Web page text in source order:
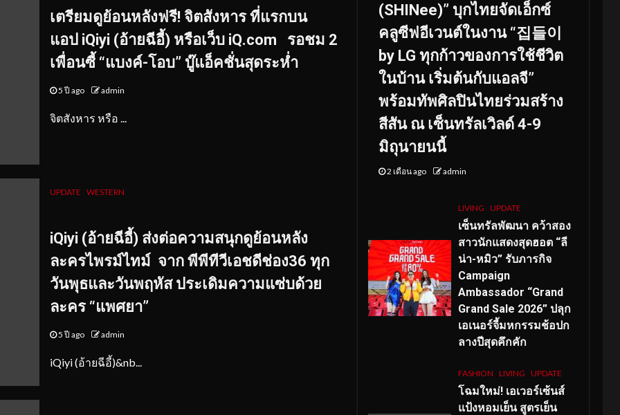
เตรียมดูย้อนหลังฟรี! จิตสังหาร ที่แรกบน
แอป iQiyi (อ้ายฉีอี้) หรือเว็บ iQ.com
รอชม 2
เพื่อนซี้ “แบงค์-โอบ” บู๊แอ็คชั่นสุดระห่ำ
5 ปี ago admin
จิตสังหาร หรือ ...
UPDATE WESTERN
iQiyi (อ้ายฉีอี้) ส่งต่อความสนุกดูย้อนหลัง
ละครไพรม์ไทม์ จาก พีพีทีวีเอชดีช่อง36 ทุก
วันพุธและวันพฤหัส ประเดิมความแซ่บด้วย
ละคร “แพศยา”
5 ปี ago admin
iQiyi (อ้ายฉีอี้)&nb...
(SHINee)” บุกไทยจัดเอ็กซ์
คลูซีฟอีเวนต์ในงาน “집들이
by LG ทุกก้าวของการใช้ชีวิต
ในบ้าน เริ่มต้นกับแอลจี”
พร้อมทัพศิลปินไทยร่วมสร้าง
สีสัน ณ เซ็นทรัลเวิลด์ 4-9
มิถุนายนนี้
2 เดือน ago admin
LIVING UPDATE
เซ็นทรัลพัฒนา คว้าสอง
สาวนักแสดงสุดฮอต “ลี
น่า-หมิว” รับภารกิจ
Campaign
Ambassador “Grand
Grand Sale 2026” ปลุก
เอเนอร์จี้มหกรรมช้อปก
ลางปีสุดคึกคัก
FASHION LIVING UPDATE
โฉมใหม่! เอเวอร์เซ้นส์
แป้งหอมเย็น สูตรเย็น